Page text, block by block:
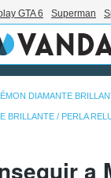
GTA 6 Superman
DIAMANTE
BRILLANTE / PERLA
a